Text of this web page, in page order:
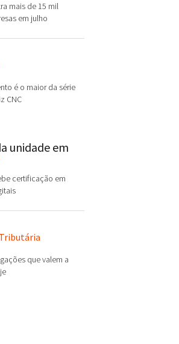
unidade em
mais de 15 mil
em julho
é o maior da série
CNC
certificação em
que valem a